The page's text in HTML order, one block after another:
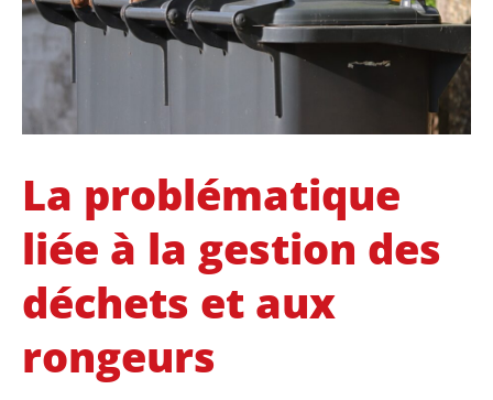
La problématique
liée à la gestion des
déchets et aux
rongeurs